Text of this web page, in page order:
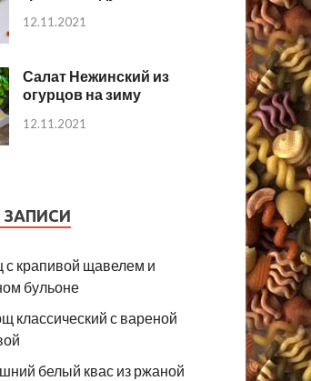
12.11.2021
Салат Нежинский из
огурцов на зиму
12.11.2021
крапивой щавелем и
бульоне
классический с вареной
белый квас из ржаной